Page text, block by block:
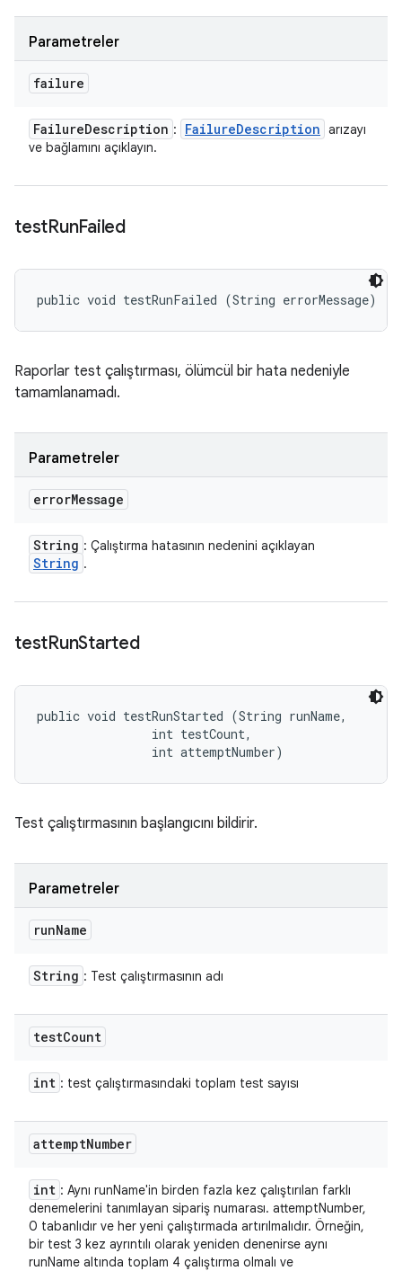
Parametreler
failure
FailureDescription : FailureDescription arızayı
ve bağlamını açıklayın.
testRunFailed
public void testRunFailed (String errorMessage)
Raporlar test çalıştırması, ölümcül bir hata nedeniyle
tamamlanamadı.
Parametreler
errorMessage
String : Çalıştırma hatasının nedenini açıklayan
String .
testRunStarted
public void testRunStarted (String runName,
                int testCount,
                int attemptNumber)
Test çalıştırmasının başlangıcını bildirir.
Parametreler
runName
String : Test çalıştırmasının adı
testCount
int : test çalıştırmasındaki toplam test sayısı
attemptNumber
int : Aynı runName'in birden fazla kez çalıştırılan farklı
denemelerini tanımlayan sipariş numarası. attemptNumber,
0 tabanlıdır ve her yeni çalıştırmada artırılmalıdır. Örneğin,
bir test 3 kez ayrıntılı olarak yeniden denenirse aynı
runName altında toplam 4 çalıştırma olmalı ve